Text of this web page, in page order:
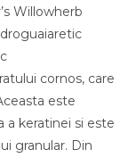
Willowherb
cornos, care
este
a keratinei si este
granular. Din